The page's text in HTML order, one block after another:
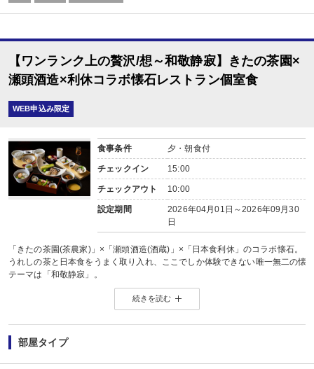
【ワンランク上の贅沢/想～和敬静寂】きたの茶園×
瀬頭酒造×利休コラボ懐石レストラン個室食
WEB申込み限定
食事条件 夕・朝食付
チェックイン 15:00
チェックアウト 10:00
設定期間
2026年04月01日～2026年09月30
日
「きたの茶園(茶農家)」×「瀬頭酒造(酒蔵)」×「日本食利休」のコラボ懐石。
うれしの茶と日本食をうまく取り入れ、ここでしか体験できない唯一無二の懐
テーマは「和敬静寂」。
調和を大切にし、お互いを尊重し合う。
余計なものは足さない洗練された美しさ。
＜ご夕食＞
日本食「利休」の個室にてご用意致します。
5名様以上でご利用の場合は2席以上に分かれて頂く場合がございます。
同席を希望される場合はご相談ください。
続きを読む
部屋タイプ